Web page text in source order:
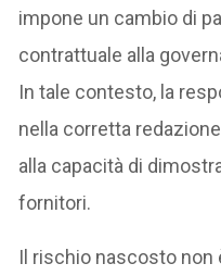
impone un cambio di
contrattuale alla
In tale contesto, la
nella corretta
alla capacità di
fornitori.
Il rischio nascosto non